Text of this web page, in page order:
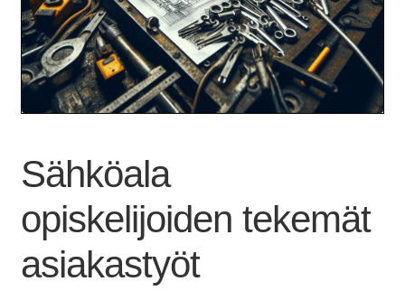
Sähköala
opiskelijoiden tekemät
asiakastyöt